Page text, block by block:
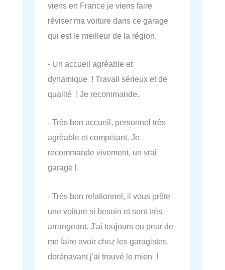
viens en France je viens faire
réviser ma voiture dans ce garage
qui est le meilleur de la région.
- Un accueil agréable et
dynamique ! Travail sérieux et de
qualité ! Je recommande.
- Très bon accueil, personnel très
agréable et compétant. Je
recommande vivement, un vrai
garage l.
- Très bon relationnel, il vous prête
une voiture si besoin et sont très
arrangeant. J'ai toujours eu peur de
me faire avoir chez les garagistes,
dorénavant j'ai trouvé le mien !